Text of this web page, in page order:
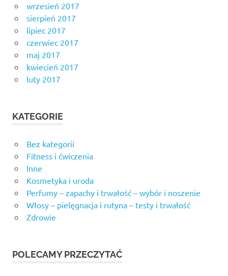
wrzesień 2017
sierpień 2017
lipiec 2017
czerwiec 2017
maj 2017
kwiecień 2017
luty 2017
KATEGORIE
Bez kategorii
Fitness i ćwiczenia
Inne
Kosmetyka i uroda
Perfumy – zapachy i trwałość – wybór i noszenie
Włosy – pielęgnacja i rutyna – testy i trwałość
Zdrowie
POLECAMY PRZECZYTAĆ